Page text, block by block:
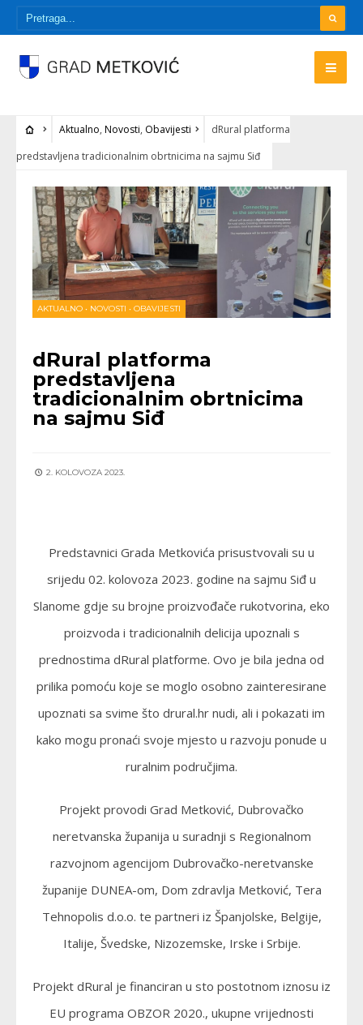
Aktualno, Novosti, Obavijesti
dRural platforma
predstavljena tradicionalnim obrtnicima na sajmu Siđ
AKTUALNO • NOVOSTI • OBAVIJESTI
dRural platforma
predstavljena
tradicionalnim obrtnicima
na sajmu Siđ
2. KOLOVOZA 2023.
Predstavnici Grada Metkovića prisustvovali su u
srijedu 02. kolovoza 2023. godine na sajmu Siđ u
Slanome gdje su brojne proizvođače rukotvorina, eko
proizvoda i tradicionalnih delicija upoznali s
prednostima dRural platforme. Ovo je bila jedna od
prilika pomoću koje se moglo osobno zainteresirane
upoznati sa svime što drural.hr nudi, ali i pokazati im
kako mogu pronaći svoje mjesto u razvoju ponude u
ruralnim područjima.
Projekt provodi Grad Metković, Dubrovačko
neretvanska županija u suradnji s Regionalnom
razvojnom agencijom Dubrovačko-neretvanske
županije DUNEA-om, Dom zdravlja Metković, Tera
Tehnopolis d.o.o. te partneri iz Španjolske, Belgije,
Italije, Švedske, Nizozemske, Irske i Srbije.
Projekt dRural je financiran u sto postotnom iznosu iz
EU programa OBZOR 2020., ukupne vrijednosti